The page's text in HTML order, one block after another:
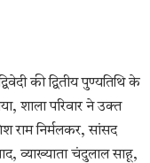
की द्वितीय पुण्यतिथि के
शाला परिवार ने उक्त
राम निर्मलकर, सांसद
व्याख्याता चंदुलाल साहू,